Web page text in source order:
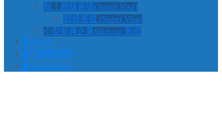
新！超級簽證(Super Visa)
超級簽證 (Super Visa)
小型新興企業Start-up 簽證
▌About
▌⭕️聯繫我們
▌Global Sites